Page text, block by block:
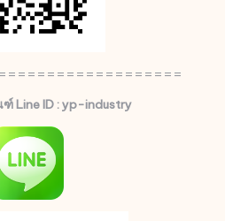
Line ID : yp-industry